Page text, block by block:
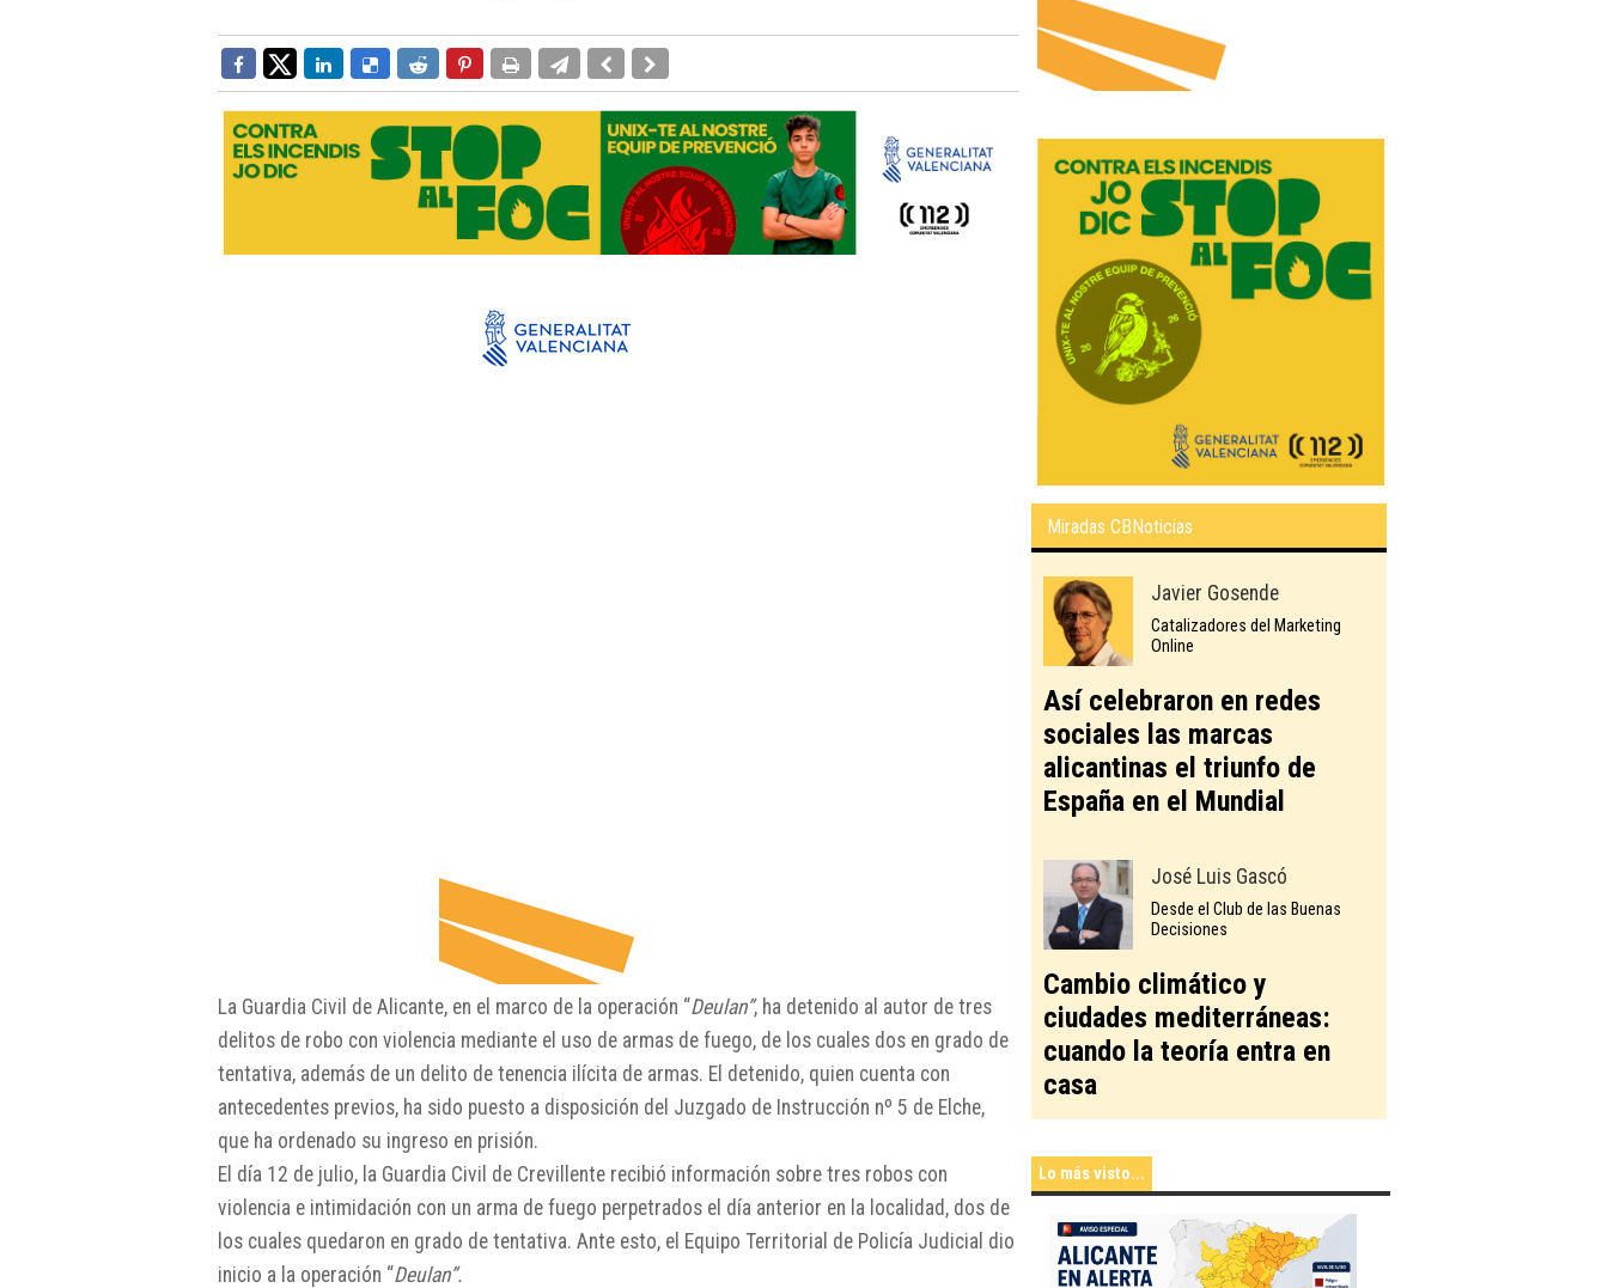
La Guardia Civil de Alicante, en el marco de la operación “Deulan”, ha detenido al autor de tres
delitos de robo con violencia mediante el uso de armas de fuego, de los cuales dos en grado de
tentativa, además de un delito de tenencia ilícita de armas. El detenido, quien cuenta con
antecedentes previos, ha sido puesto a disposición del Juzgado de Instrucción nº 5 de Elche,
que ha ordenado su ingreso en prisión.
El día 12 de julio, la Guardia Civil de Crevillente recibió información sobre tres robos con
violencia e intimidación con un arma de fuego perpetrados el día anterior en la localidad, dos de
los cuales quedaron en grado de tentativa. Ante esto, el Equipo Territorial de Policía Judicial dio
inicio a la operación “Deulan”.
Miradas CBNoticias
Javier Gosende
Catalizadores del Marketing
Online
Así celebraron en redes
sociales las marcas
alicantinas el triunfo de
España en el Mundial
José Luis Gascó
Desde el Club de las Buenas
Decisiones
Cambio climático y
ciudades mediterráneas:
cuando la teoría entra en
casa
Lo más visto...